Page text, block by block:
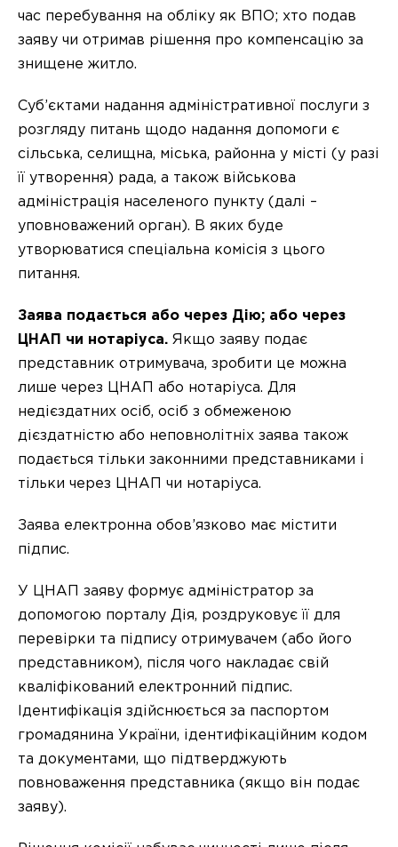
час перебування на обліку як ВПО; хто подав
заяву чи отримав рішення про компенсацію за
знищене житло.
Суб’єктами надання адміністративної послуги з
розгляду питань щодо надання допомоги є
сільська, селищна, міська, районна у місті (у разі
її утворення) рада, а також військова
адміністрація населеного пункту (далі –
уповноважений орган). В яких буде
утворюватися спеціальна комісія з цього
питання.
Заява подається або через Дію; або через
ЦНАП чи нотаріуса. Якщо заяву подає
представник отримувача, зробити це можна
лише через ЦНАП або нотаріуса. Для
недієздатних осіб, осіб з обмеженою
дієздатністю або неповнолітніх заява також
подається тільки законними представниками і
тільки через ЦНАП чи нотаріуса.
Заява електронна обов’язково має містити
підпис.
У ЦНАП заяву формує адміністратор за
допомогою порталу Дія, роздруковує її для
перевірки та підпису отримувачем (або його
представником), після чого накладає свій
кваліфікований електронний підпис.
Ідентифікація здійснюється за паспортом
громадянина України, ідентифікаційним кодом
та документами, що підтверджують
повноваження представника (якщо він подає
заяву).